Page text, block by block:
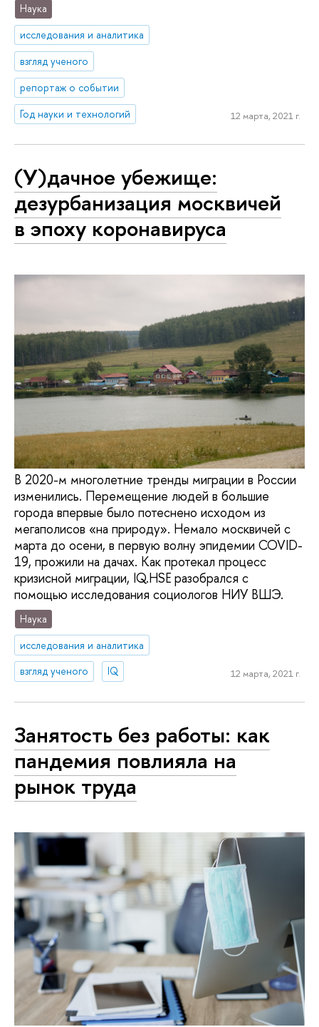
Наука
исследования и аналитика
взгляд ученого
репортаж о событии
Год науки и технологий
12 марта, 2021 г.
(У)дачное убежище:
дезурбанизация москвичей
в эпоху коронавируса
В 2020-м многолетние тренды миграции в России
изменились. Перемещение людей в большие
города впервые было потеснено исходом из
мегаполисов «на природу». Немало москвичей с
марта до осени, в первую волну эпидемии COVID-
19, прожили на дачах. Как протекал процесс
кризисной миграции, IQ.HSE разобрался с
помощью исследования социологов НИУ ВШЭ.
Наука
исследования и аналитика
взгляд ученого
IQ 12 марта, 2021 г.
Занятость без работы: как
пандемия повлияла на
рынок труда